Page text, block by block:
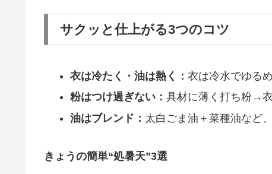
サクッと仕上がる3つのコツ
衣は冷たく・油は熱く： 衣は冷水でゆる
粉はつけ過ぎない： 具材に薄く打ち粉→衣
油はブレンド： 太白ごま油＋菜種油など
きょうの簡単“処暑天”3選